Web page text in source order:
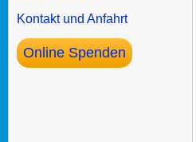
Kontakt und Anfahrt
Online Spenden